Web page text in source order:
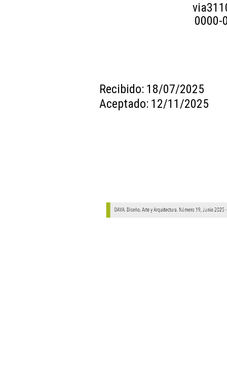
0000-
Recibido: 18/07/2025
Aceptado: 12/11/2025